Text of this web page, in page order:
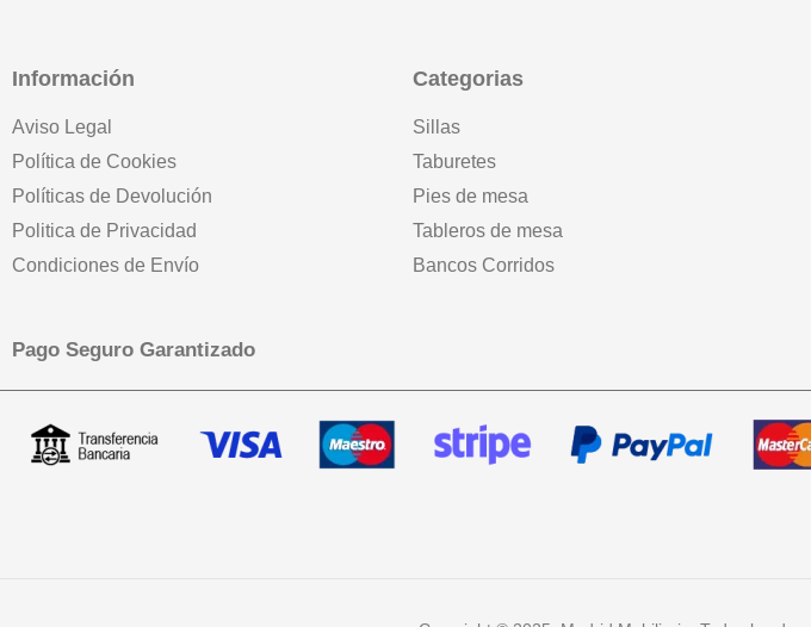
Información
Aviso Legal
Política de Cookies
Políticas de Devolución
Politica de Privacidad
Condiciones de Envío
Categorias
Sillas
Taburetes
Pies de mesa
Tableros de mesa
Bancos Corridos
Pago Seguro Garantizado